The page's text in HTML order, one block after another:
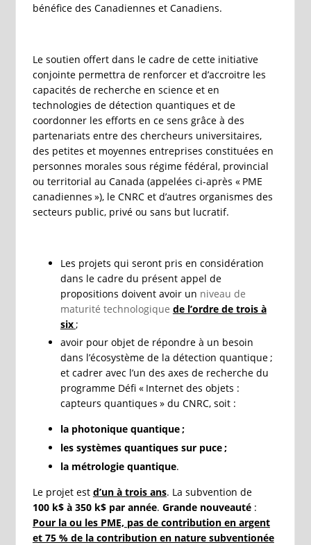
bénéfice des Canadiennes et Canadiens.
Le soutien offert dans le cadre de cette initiative
conjointe permettra de renforcer et d’accroitre les
capacités de recherche en science et en
technologies de détection quantiques et de
coordonner les efforts en ce sens grâce à des
partenariats entre des chercheurs universitaires,
des petites et moyennes entreprises constituées en
personnes morales sous régime fédéral, provincial
ou territorial au Canada (appelées ci-après « PME
canadiennes »), le CNRC et d’autres organismes des
secteurs public, privé ou sans but lucratif.
Les projets qui seront pris en considération
dans le cadre du présent appel de
propositions doivent avoir un niveau de
maturité technologique de l’ordre de trois à
six ;
avoir pour objet de répondre à un besoin
dans l’écosystème de la détection quantique ;
et cadrer avec l’un des axes de recherche du
programme Défi « Internet des objets :
capteurs quantiques » du CNRC, soit :
la photonique quantique ;
les systèmes quantiques sur puce ;
la métrologie quantique.
Le projet est d’un à trois ans. La subvention de
100 k$ à 350 k$ par année. Grande nouveauté:
Pour la ou les PME, pas de contribution en argent
et 75 % de la contribution en nature subventionée